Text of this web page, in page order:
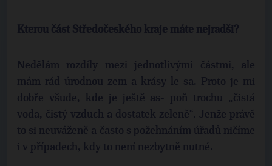
Kterou část Středočeského kraje máte nejradši?
Nedělám rozdíly mezi jednotlivými částmi, ale
mám rád úrodnou zem a krásy le-sa. Proto je mi
dobře všude, kde je ještě as- poň trochu „čistá
voda, čistý vzduch a dostatek zeleně“. Jenže právě
to si neuváženě a často s požehnáním úřadů ničíme
i v případech, kdy to není nezbytně nutné.